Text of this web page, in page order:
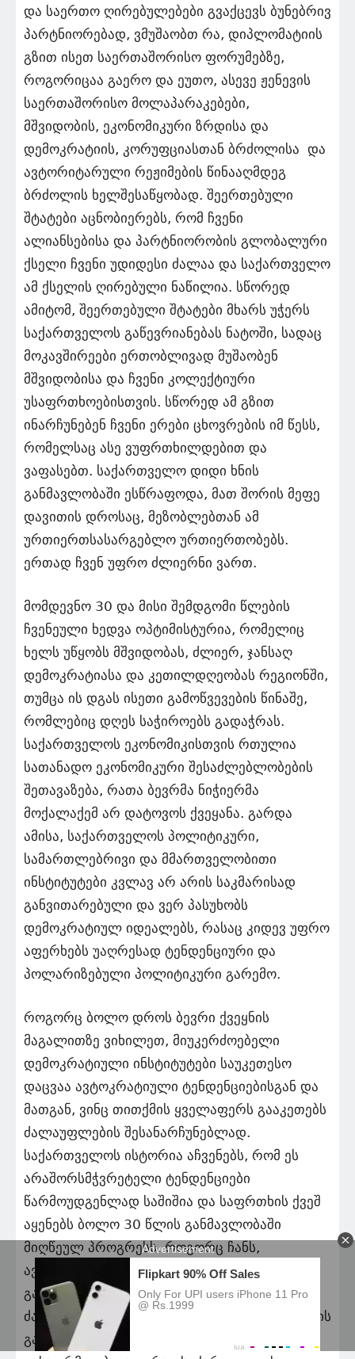
და საერთო ღირებულებები გვაქცევს ბუნებრივ
პარტნიორებად, ვმუშაობთ რა, დიპლომატიის
გზით ისეთ საერთაშორისო ფორუმებზე,
როგორიცაა გაერო და ეუთო, ასევე ჟენევის
საერთაშორისო მოლაპარაკებები,
მშვიდობის, ეკონომიკური ზრდისა და
დემოკრატიის, კორუფციასთან ბრძოლისა და
ავტორიტარული რეჟიმების წინააღმდეგ
ბრძოლის ხელშესაწყობად. შეერთებული
შტატები აცნობიერებს, რომ ჩვენი
ალიანსებისა და პარტნიორობის გლობალური
ქსელი ჩვენი უდიდესი ძალაა და საქართველო
ამ ქსელის ღირებული ნაწილია. სწორედ
ამიტომ, შეერთებული შტატები მხარს უჭერს
საქართველოს გაწევრიანებას ნატოში, სადაც
მოკავშირეები ერთობლივად მუშაობენ
მშვიდობისა და ჩვენი კოლექტიური
უსაფრთხოებისთვის. სწორედ ამ გზით
ინარჩუნებენ ჩვენი ერები ცხოვრების იმ წესს,
რომელსაც ასე ვუფრთხილდებით და
ვაფასებთ. საქართველო დიდი ხნის
განმავლობაში ესწრაფოდა, მათ შორის მეფე
დავითის დროსაც, მეზობლებთან ამ
ურთიერთსასარგებლო ურთიერთობებს.
ერთად ჩვენ უფრო ძლიერნი ვართ.
მომდევნო 30 და მისი შემდგომი წლების
ჩვენეული ხედვა ოპტიმისტურია, რომელიც
ხელს უწყობს მშვიდობას, ძლიერ, ჯანსაღ
დემოკრატიასა და კეთილდღეობას რეგიონში,
თუმცა ის დგას ისეთი გამოწვევების წინაშე,
რომლებიც დღეს საჭიროებს გადაჭრას.
საქართველოს ეკონომიკისთვის რთულია
სათანადო ეკონომიკური შესაძლებლობების
შეთავაზება, რათა ბევრმა ნიჭიერმა
მოქალაქემ არ დატოვოს ქვეყანა. გარდა
ამისა, საქართველოს პოლიტიკური,
სამართლებრივი და მმართველობითი
ინსტიტუტები კვლავ არ არის საკმარისად
განვითარებული და ვერ პასუხობს
დემოკრატიულ იდეალებს, რასაც კიდევ უფრო
აფერხებს უაღრესად ტენდენციური და
პოლარიზებული პოლიტიკური გარემო.
როგორც ბოლო დროს ბევრი ქვეყნის
მაგალითზე ვიხილეთ, მიუკერძოებელი
დემოკრატიული ინსტიტუტები საუკეთესო
დაცვაა ავტოკრატიული ტენდენციებისგან და
მათგან, ვინც თითქმის ყველაფერს გააკეთებს
ძალაუფლების შესანარჩუნებლად.
საქართველოს ისტორია აჩვენებს, რომ ეს
არაშორსმჭვრეტელი ტენდენციები
წარმოუდგენლად საშიშია და საფრთხის ქვეშ
აყენებს ბოლო 30 წლის განმავლობაში
მიღწეულ პროგრესს. როგორც ჩანს,
ავტოკრატიულ კრემლს მტკიცედ აქვს
გადაწყვეტილი გამოიყენოს თავისი
ძალაუფლების ფართო სპექტრი დაბნეულობის
გასაღვივებლად და განხეთქილების